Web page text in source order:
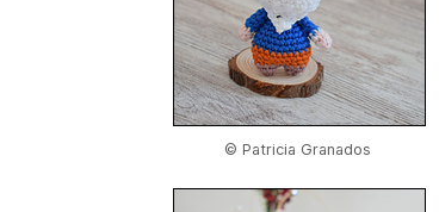
© Patricia Granados